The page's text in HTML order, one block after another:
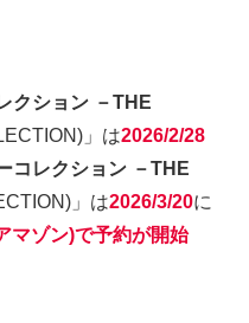
クション －THE
」は2026/2/28
コレクション －THE
」は2026/3/20に
ゾン)で予約が開始